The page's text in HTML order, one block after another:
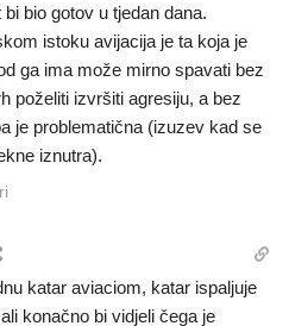
bio gotov u tjedan dana.
istoku avijacija je ta koja je
ga ima može mirno spavati bez
poželiti izvršiti agresiju, a bez
je problematična (izuzev kad se
iznutra).
katar aviaciom, katar ispaljuje
konačno bi vidjeli čega je